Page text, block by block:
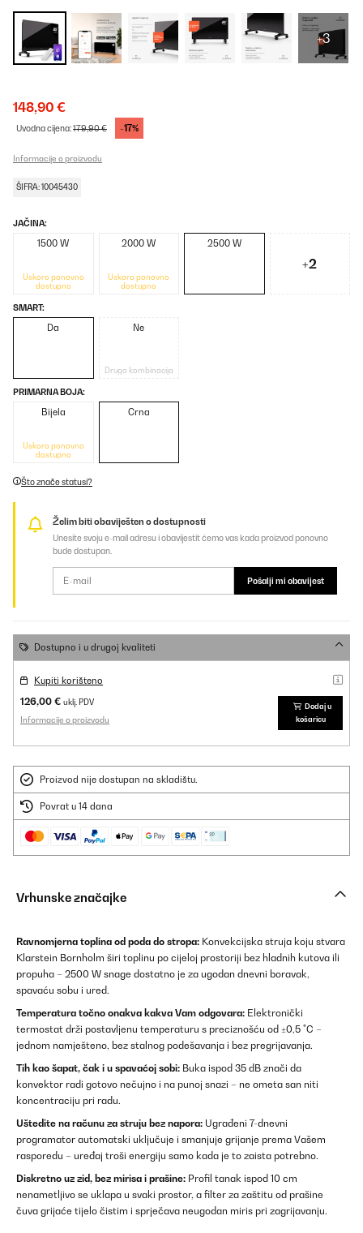
+3
148,90 €
Uvodna cijena:179,90 € -17%
Informacije o proizvodu
ŠIFRA: 10045430
JAČINA:
1500 W
Uskoro ponovno
dostupno
2000 W
Uskoro ponovno
dostupno
2500 W
+2
SMART:
Da Ne
Druga kombinacija
PRIMARNA BOJA:
Bijela
Uskoro ponovno
dostupno
Crna
Što znače statusi?
Želim biti obaviješten o dostupnosti
Unesite svoju e-mail adresu i obavijestit ćemo vas kada proizvod ponovno
bude dostupan.
Pošalji mi obavijest
Dostupno i u drugoj kvaliteti
Kupiti korišteno
126,00 € uklj. PDV
Informacije o proizvodu
Dodaj u
košaricu
Proizvod nije dostupan na skladištu.
Povrat u 14 dana
Vrhunske značajke
Ravnomjerna toplina od poda do stropa: Konvekcijska struja koju stvara
Klarstein Bornholm širi toplinu po cijeloj prostoriji bez hladnih kutova ili
propuha – 2500 W snage dostatno je za ugodan dnevni boravak,
spavaću sobu i ured.
Temperatura točno onakva kakva Vam odgovara: Elektronički
termostat drži postavljenu temperaturu s preciznošću od ±0,5 °C –
jednom namješteno, bez stalnog podešavanja i bez pregrijavanja.
Tih kao šapat, čak i u spavaćoj sobi: Buka ispod 35 dB znači da
konvektor radi gotovo nečujno i na punoj snazi – ne ometa san niti
koncentraciju pri radu.
Uštedite na računu za struju bez napora: Ugrađeni 7-dnevni
programator automatski uključuje i smanjuje grijanje prema Vašem
rasporedu – uređaj troši energiju samo kada je to zaista potrebno.
Diskretno uz zid, bez mirisa i prašine: Profil tanak ispod 10 cm
nenametljivo se uklapa u svaki prostor, a filter za zaštitu od prašine
čuva grijaće tijelo čistim i sprječava neugodan miris pri zagrijavanju.